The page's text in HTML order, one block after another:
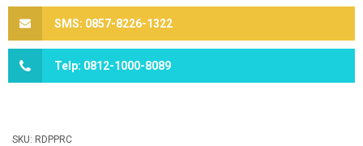
SMS: 0857-8226-1322
Telp: 0812-1000-8089
SKU: RDPPRC